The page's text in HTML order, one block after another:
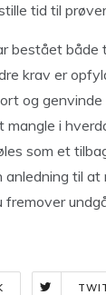
tid til
bestået både
krav er
og genvinde
mangle i
som et
til at
fremover